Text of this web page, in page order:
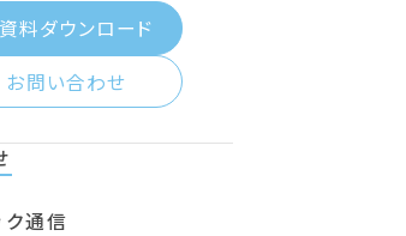
資料ダウンロード
お問い合わせ
ク通信